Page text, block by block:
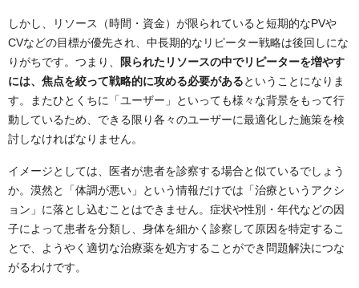
しかし、リソース（時間・資金）が限られていると短期的なPVや
CVなどの目標が優先され、中長期的なリピーター戦略は後回しにな
りがちです。つまり、
限られたリソースの中でリピーターを増やす
には、焦点を絞って戦略的に攻める必要があるということになりま
す。またひとくちに「ユーザー」といっても様々な背景をもって行
動しているため、できる限り各々のユーザーに最適化した施策を検
討しなければなりません。
イメージとしては、医者が患者を診察する場合と似ているでしょう
か。漠然と「体調が悪い」という情報だけでは「治療というアクシ
ョン」に落とし込むことはできません。症状や性別・年代などの因
子によって患者を分類し、身体を細かく診察して原因を特定するこ
とで、ようやく適切な治療薬を処方することができ問題解決につな
がるわけです。